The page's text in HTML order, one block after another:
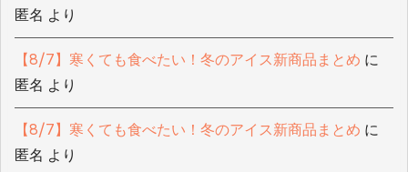
匿名 より
【8/7】寒くても食べたい！冬のアイス新商品まとめ に
匿名 より
【8/7】寒くても食べたい！冬のアイス新商品まとめ に
匿名 より